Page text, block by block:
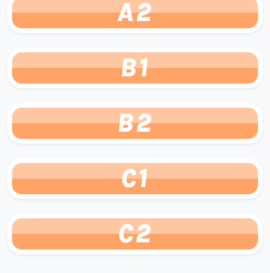
A2
B1
B2
C1
C2